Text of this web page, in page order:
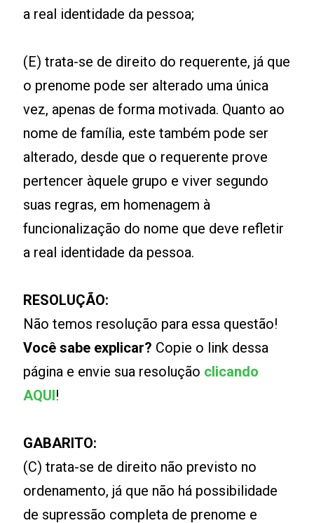
a real identidade da pessoa;
(E) trata-se de direito do requerente, já que
o prenome pode ser alterado uma única
vez, apenas de forma motivada. Quanto ao
nome de família, este também pode ser
alterado, desde que o requerente prove
pertencer àquele grupo e viver segundo
suas regras, em homenagem à
funcionalização do nome que deve refletir
a real identidade da pessoa.
RESOLUÇÃO:
Não temos resolução para essa questão!
Você sabe explicar? Copie o link dessa
página e envie sua resolução clicando
AQUI!
GABARITO:
(C) trata-se de direito não previsto no
ordenamento, já que não há possibilidade
de supressão completa de prenome e